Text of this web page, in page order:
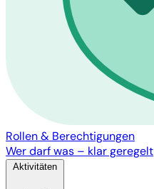
Rollen & Berechtigungen
Wer darf was – klar geregelt
Aktivitäten